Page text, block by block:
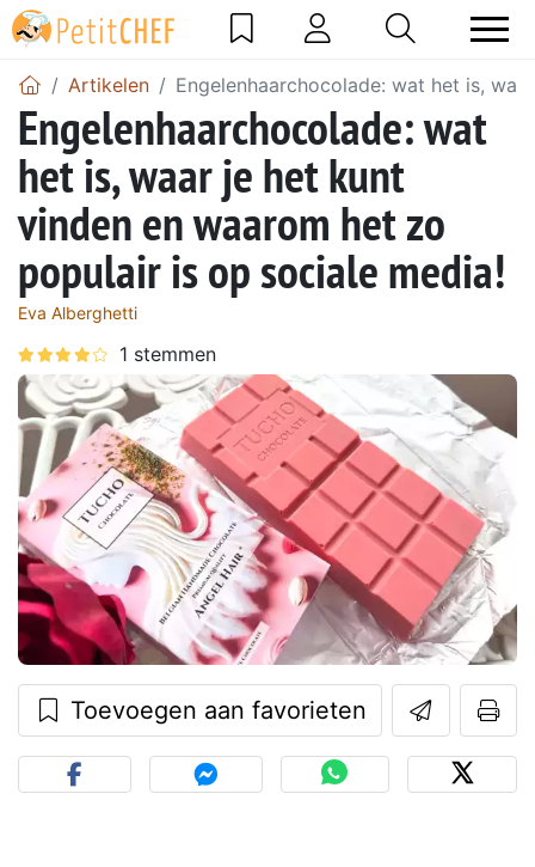
Artikelen Engelenhaarchocolade: wat het is,
Engelenhaarchocolade: wat
het is, waar je het kunt
vinden en waarom het zo
populair is op sociale media!
Eva Alberghetti
Toevoegen aan favorieten